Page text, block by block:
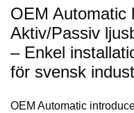
OEM Automatic
Aktiv/Passiv
– Enkel
för svensk
OEM Automatic